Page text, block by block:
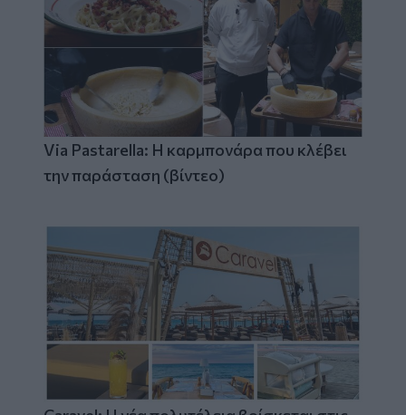
Via Pastarella: Η καρμπονάρα που κλέβει
την παράσταση (βίντεο)